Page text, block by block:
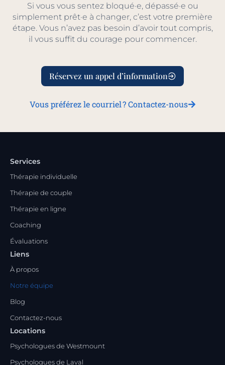
Si vous vous sentez bloqué·e, dépassé·e ou
simplement prêt·e à changer, c’est votre première
étape. Vous n’avez pas besoin d’avoir tout compris,
il vous suffit du courage pour commencer.
Réservez un appel d’information
Vous préférez le courriel ? Contactez-nous
Services
Thérapie individuelle
Thérapie de couple
Thérapie en ligne
Coaching
Évaluations
Liens
À propos
Notre équipe
Blog
Contactez-nous
Locations
Psychologues de Westmount
Psychologues de Laval